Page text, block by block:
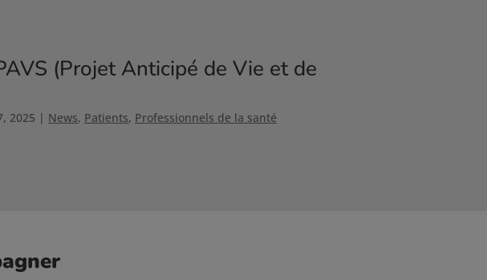
(Projet Anticipé de Vie et de
2025 | News, Patients, Professionnels de la santé